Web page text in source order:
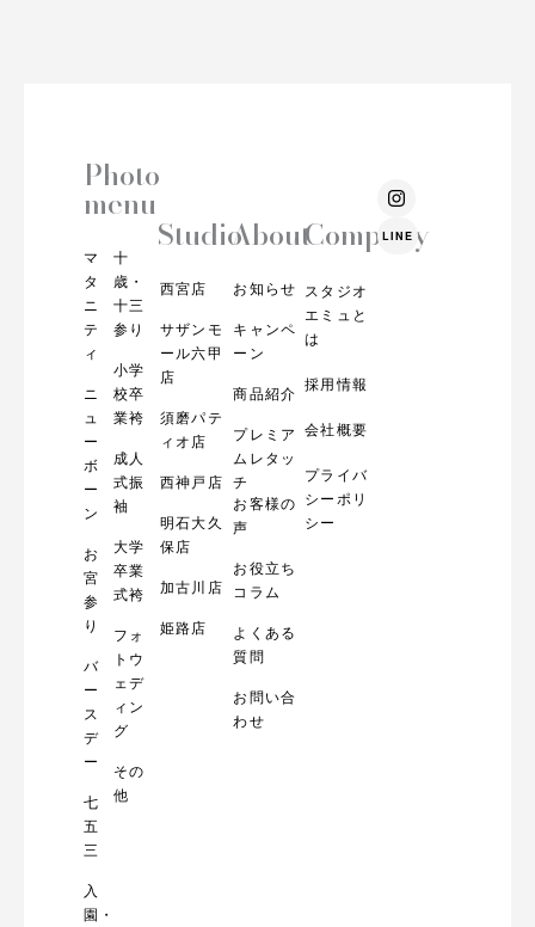
Photo
menu
マ
タ
ニ
テ
ィ
ニ
ュ
ー
ボ
ー
ン
お
宮
参
り
バ
ー
ス
デ
ー
七
五
三
入
園・
十
歳・
十三
参り
小学
校卒
業袴
成人
式振
袖
大学
卒業
式袴
フォ
トウ
ェデ
ィン
グ
その
他
Studio
西宮店
サザンモ
ール六甲
店
須磨パテ
ィオ店
西神戸店
明石大久
保店
加古川店
姫路店
About
お知らせ
キャンペ
ーン
商品紹介
プレミア
ムレタッ
チ
お客様の
声
お役立ち
コラム
よくある
質問
お問い合
わせ
Company
スタジオ
エミュと
は
採用情報
会社概要
プライバ
シーポリ
シー
I
n
s
t
LINE